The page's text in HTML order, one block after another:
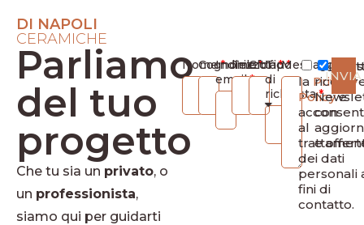
DI NAPOLI
CERAMICHE
Parliamo
del tuo
progetto
Che tu sia un privato, o
un professionista,
siamo qui per guidarti
NomeCognome
Indirizzo
email
Telefono
CittàTipo
di
richiesta
Messaggio
Ho
la Privacy
Policye
al
dei dati
personali
fini di
contatto.
con
e
INVIA